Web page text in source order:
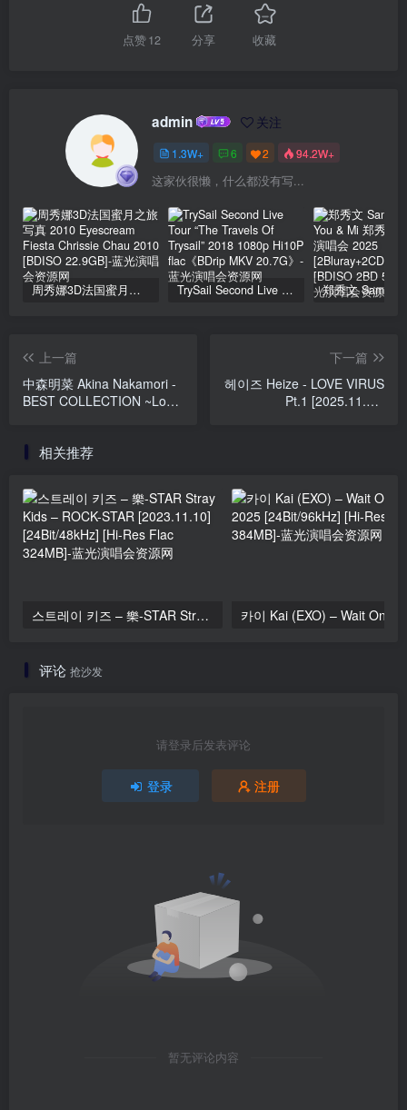
点赞12 分享 收藏
admin 关注
1.3W+ 6 2 94.2W+
这家伙很懒，什么都没有写...
周秀娜3D法国蜜月之旅写真 2010 Eyescream Fiesta Chrissie Chau 2010 [BDISO 22.9GB] TrySail Second Live Tour “The Travels Of Trysail” 2018 1080p Hi10P flac《BDrip MKV 20.7G》
上一篇
中森明菜 Akina Nakamori -
BEST COLLECTION ~Love
[Hi-Res Flac 3.14GB]
下一篇
헤이즈 Heize - LOVE VIRUS
Pt.1 [2025.11.27]
相关推荐
스트레이 키즈 – 樂-STAR Stray Kids – ROCK-STAR [2023.11.10] [24Bit/48kHz] [Hi-Res Flac 324MB]
评论 抢沙发
请登录后发表评论
登录 注册
暂无评论内容